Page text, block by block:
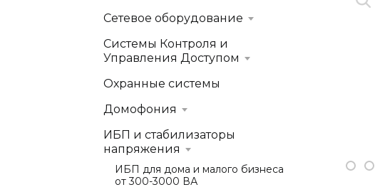
1 2
Сетевое оборудование
Системы Контроля и
Управления Доступом
Охранные системы
Домофония
ИБП и стабилизаторы
напряжения
ИБП для дома и малого бизнеса
от 300-3000 ВА